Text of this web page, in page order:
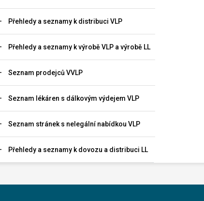
Přehledy a seznamy k distribuci VLP
Přehledy a seznamy k výrobě VLP a výrobě LL
Seznam prodejců VVLP
Seznam lékáren s dálkovým výdejem VLP
Seznam stránek s nelegální nabídkou VLP
Přehledy a seznamy k dovozu a distribuci LL